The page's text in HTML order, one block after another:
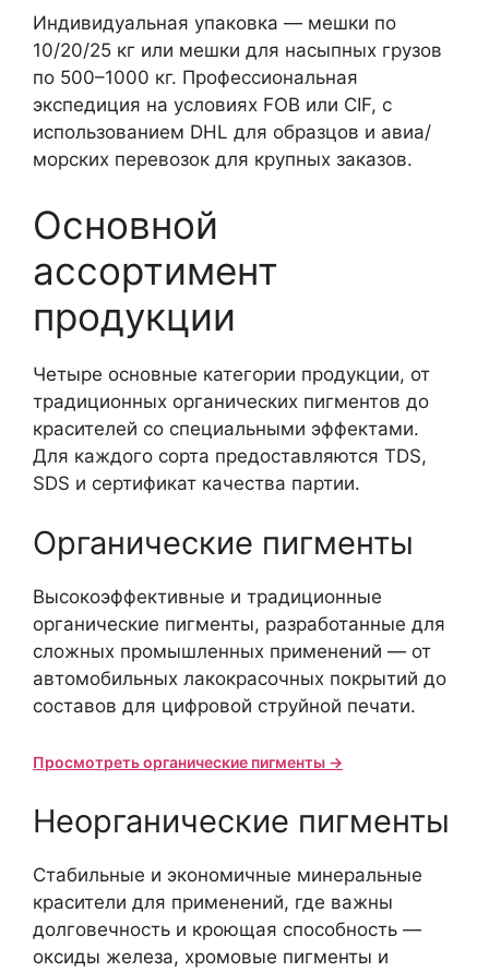
Индивидуальная упаковка — мешки по
10/20/25 кг или мешки для насыпных грузов
по 500–1000 кг. Профессиональная
экспедиция на условиях FOB или CIF, с
использованием DHL для образцов и авиа/
морских перевозок для крупных заказов.
Основной
ассортимент
продукции
Четыре основные категории продукции, от
традиционных органических пигментов до
красителей со специальными эффектами.
Для каждого сорта предоставляются TDS,
SDS и сертификат качества партии.
Органические пигменты
Высокоэффективные и традиционные
органические пигменты, разработанные для
сложных промышленных применений — от
автомобильных лакокрасочных покрытий до
составов для цифровой струйной печати.
Просмотреть органические пигменты →
Неорганические пигменты
Стабильные и экономичные минеральные
красители для применений, где важны
долговечность и кроющая способность —
оксиды железа, хромовые пигменты и